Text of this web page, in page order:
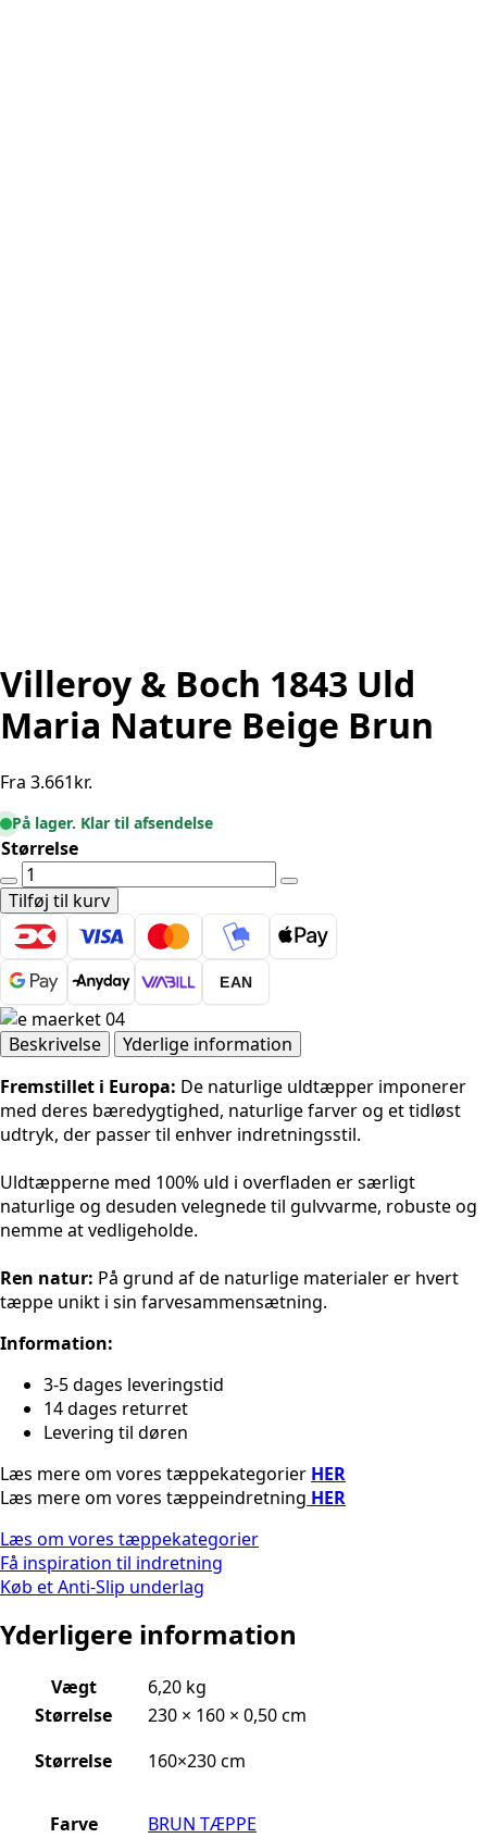
Villeroy & Boch 1843 Uld
Maria Nature Beige Brun
Fra 3.661kr.
På lager. Klar til afsendelse
Størrelse
Villeroy
&
Boch
1843
Uld
Maria
Nature
Beige
Brun
antal
Tilføj til kurv
EAN
Beskrivelse
Yderlige information
Fremstillet i Europa: De naturlige uldtæpper imponerer
med deres bæredygtighed, naturlige farver og et tidløst
udtryk, der passer til enhver indretningsstil.
Uldtæpperne med 100% uld i overfladen er særligt
naturlige og desuden velegnede til gulvvarme, robuste og
nemme at vedligeholde.
Ren natur: På grund af de naturlige materialer er hvert
tæppe unikt i sin farvesammensætning.
Information:
3-5 dages leveringstid
14 dages returret
Levering til døren
Læs mere om vores tæppekategorier HER
Læs mere om vores tæppeindretning HER
Læs om vores tæppekategorier
Få inspiration til indretning
Køb et Anti-Slip underlag
Yderligere information
Vægt
6,20 kg
Størrelse
230 × 160 × 0,50 cm
Størrelse
160×230 cm
Farve BRUN TÆPPE